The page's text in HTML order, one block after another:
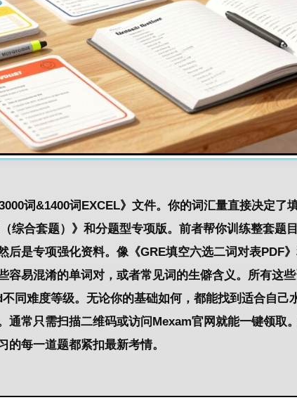
词&1400词EXCEL》文件。你的词汇量直接决定了
综合套题）》和分题型专项版。前者帮你训练整套题目
后是专项强化资料。像《GRE填空六选二词对表PDF
容易混淆的单词对，或者常见词的生僻含义。所有这些
同难度等级。无论你的基础如何，都能找到适合自己
通常只需扫描二维码或访问Mexam官网就能一键领取
的每一道题都紧扣最新考情。